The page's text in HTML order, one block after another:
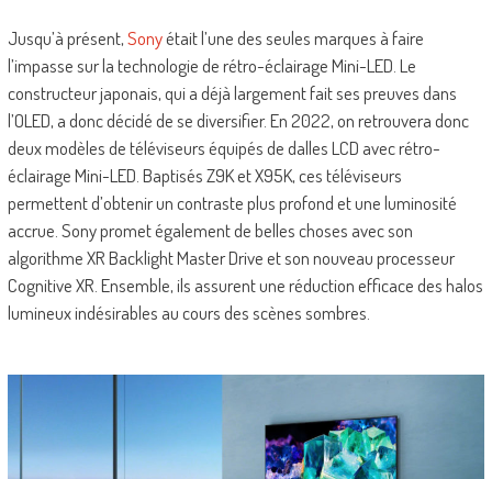
Jusqu’à présent,Sonyétait l’une des seules marques à faire
l’impasse sur la technologie de rétro-éclairage Mini-LED. Le
constructeur japonais, qui a déjà largement fait ses preuves dans
l’OLED, a donc décidé de se diversifier. En 2022, on retrouvera donc
deux modèles de téléviseurs équipés de dalles LCD avec rétro-
éclairage Mini-LED. Baptisés Z9K et X95K, ces téléviseurs
permettent d’obtenir un contraste plus profond et une luminosité
accrue. Sony promet également de belles choses avec son
algorithme XR Backlight Master Drive et son nouveau processeur
Cognitive XR. Ensemble, ils assurent une réduction efficace des halos
lumineux indésirables au cours des scènes sombres.